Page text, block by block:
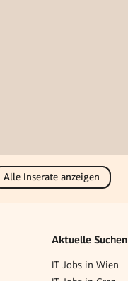
Alle Inserate anzeigen
Aktuelle Suchen
IT Jobs in Wien